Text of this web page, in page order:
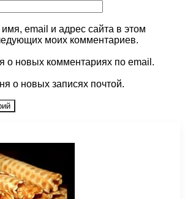
email и адрес сайта в этом
моих комментариев.
о новых комментариях по email.
о новых записях почтой.